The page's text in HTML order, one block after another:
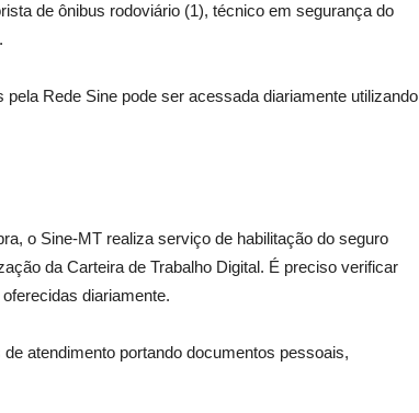
de ônibus rodoviário (1), técnico em segurança do
Rede Sine pode ser acessada diariamente utilizando
o Sine-MT realiza serviço de habilitação do seguro
da Carteira de Trabalho Digital. É preciso verificar
diariamente.
atendimento portando documentos pessoais,